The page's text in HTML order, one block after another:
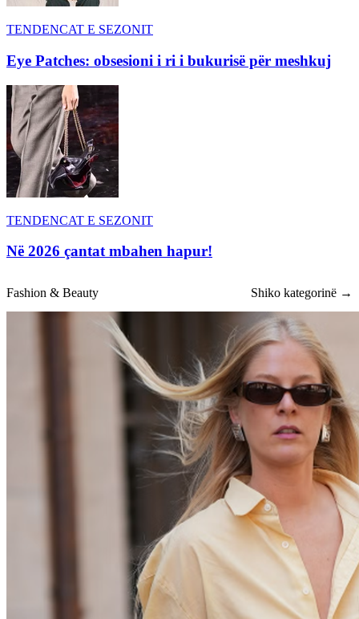
TENDENCAT E SEZONIT
Eye Patches: obsesioni i ri i bukurisë për meshkuj
TENDENCAT E SEZONIT
Në 2026 çantat mbahen hapur!
Fashion & Beauty Shiko kategorinë →